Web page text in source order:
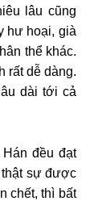
lâu cũng
hư hoại, già
thể khác.
rất dễ dàng.
dài tới cả
đều đạt
sự được
chết, thì bất